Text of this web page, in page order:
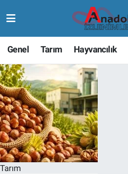
Genel Tarım Hayvancılık
Tarım